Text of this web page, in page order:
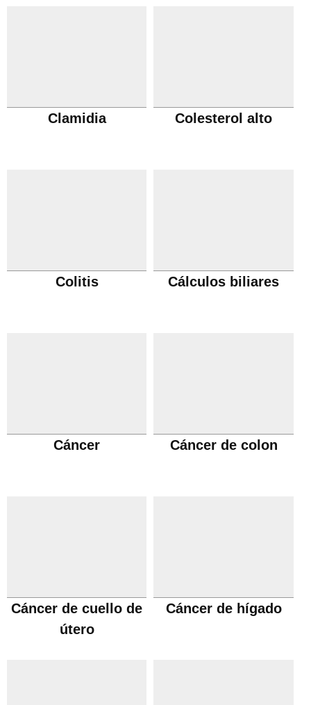
Clamidia Colesterol alto
Colitis Cálculos biliares
Cáncer Cáncer de colon
Cáncer de cuello de
útero
Cáncer de hígado